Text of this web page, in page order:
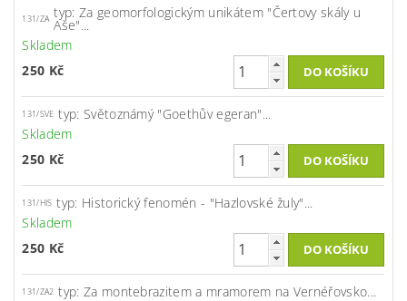
131/ZA typ: Za geomorfologickým unikátem "Čertovy skály u
Aše"...
Skladem
250 Kč
131/SVE typ: Světoznámý "Goethův egeran"...
Skladem
250 Kč
131/HIS typ: Historický fenomén - "Hazlovské žuly"...
Skladem
250 Kč
131/ZA2 typ: Za montebrazitem a mramorem na Vernéřovsko...